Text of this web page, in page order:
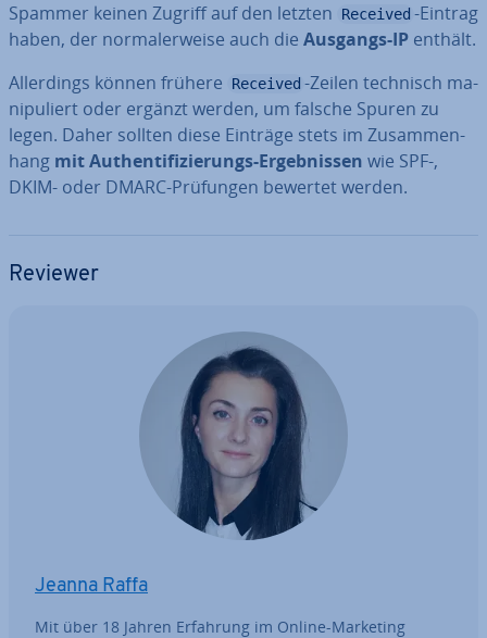
Spammer keinen Zugriff auf den letzten
Received -Eintrag
haben, der nor­ma­ler­wei­se auch die Ausgangs-IP enthält.
Al­ler­dings können frühere
Received -Zeilen technisch ma­
ni­pu­liert oder ergänzt werden, um falsche Spuren zu
legen. Daher sollten diese Einträge stets im Zu­sam­men­
hang mit Au­then­ti­fi­zie­rungs-Er­geb­nis­sen wie SPF-,
DKIM- oder DMARC-Prüfungen bewertet werden.
Reviewer
Jeanna Raffa
Mit über 18 Jahren Erfahrung im Online-Marketing